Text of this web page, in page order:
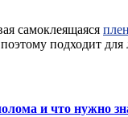
самоклеящаяся
подходит
и что нужно